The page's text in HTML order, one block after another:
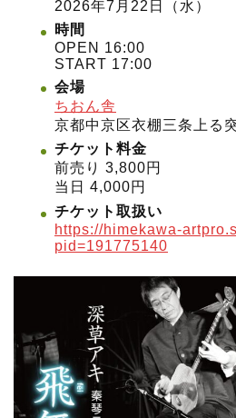
2026年7月22日（水）
時間
OPEN 16:00
START 17:00
会場
ちおん舎
京都中京区衣棚三条上る
チケット料金
前売り 3,800円
当日 4,000円
チケット取扱い
https://himekawa-
pid=191775140